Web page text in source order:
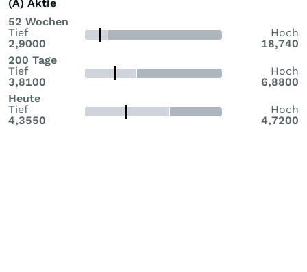
(A) Aktie
52 Wochen
Tief
2,9000
Hoch
18,740
200 Tage
Tief
3,8100
Hoch
6,8800
Heute
Tief
4,3550
Hoch
4,7200